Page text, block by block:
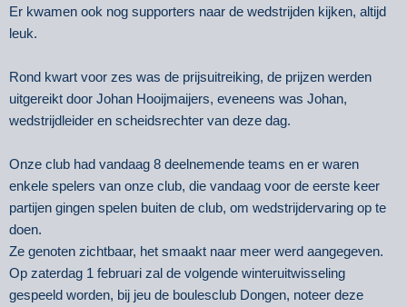
Er kwamen ook nog supporters naar de wedstrijden kijken, altijd
leuk.
Rond kwart voor zes was de prijsuitreiking, de prijzen werden
uitgereikt door Johan Hooijmaijers, eveneens was Johan,
wedstrijdleider en scheidsrechter van deze dag.
Onze club had vandaag 8 deelnemende teams en er waren
enkele spelers van onze club, die vandaag voor de eerste keer
partijen gingen spelen buiten de club, om wedstrijdervaring op te
doen.
Ze genoten zichtbaar, het smaakt naar meer werd aangegeven.
Op zaterdag 1 februari zal de volgende winteruitwisseling
gespeeld worden, bij jeu de boulesclub Dongen, noteer deze